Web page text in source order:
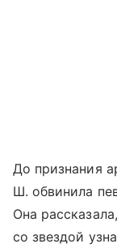
До признания
Ш. обвинила
Она
со звездой